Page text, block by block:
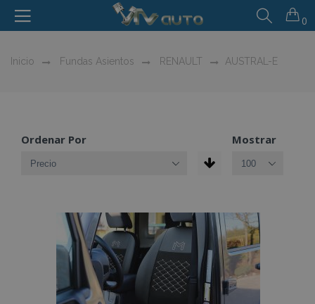
0
Inicio Fundas Asientos RENAULT AUSTRAL-E
Ordenar Por Mostrar